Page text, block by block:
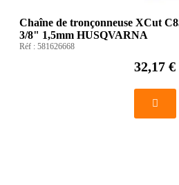
Chaîne de tronçonneuse XCut
3/8" 1,5mm HUSQVARNA
Réf : 581626668
32,17 €